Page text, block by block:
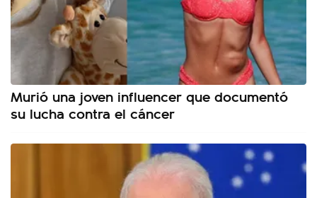
Murió una joven influencer que documentó
su lucha contra el cáncer